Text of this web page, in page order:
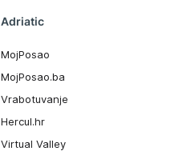
Adriatic
MojPosao
MojPosao.ba
Vrabotuvanje
Hercul.hr
Virtual Valley